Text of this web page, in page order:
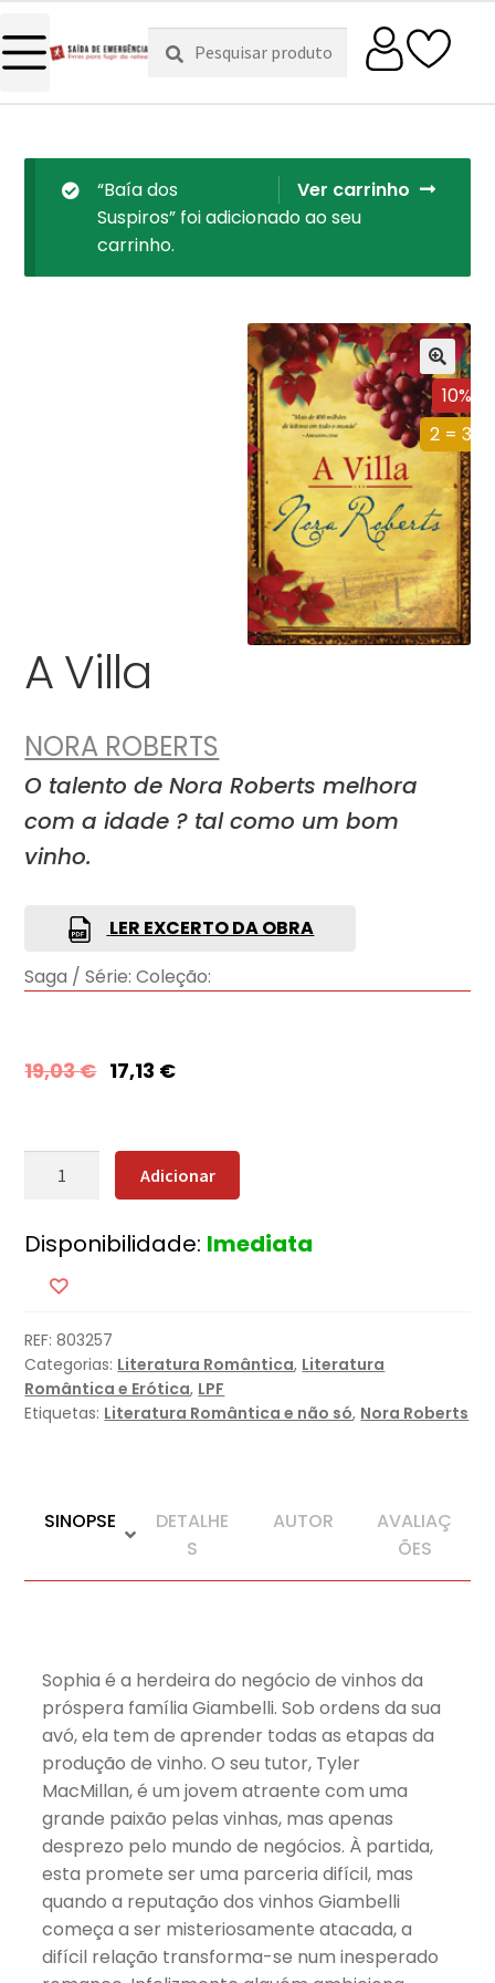
Pesquisar
por:
Pesquisa
Ver carrinho
“Baía dos
Suspiros” foi adicionado ao seu
carrinho.
10%
2 = 3
A Villa
NORA ROBERTS
O talento de Nora Roberts melhora
com a idade ? tal como um bom
vinho.
LER EXCERTO DA OBRA
Saga / Série: Coleção:
19,03€ 17,13 €
Quantidade
Villa
Adicionar
Disponibilidade: Imediata
REF:803257
Categorias: Literatura Romântica, Literatura
Romântica e Erótica, LPF
Etiquetas: Literatura Romântica e não só, Nora Roberts
SINOPSE
DETALHE
S
AUTOR
AVALIAÇ
ÕES
Sophia é a herdeira do negócio de vinhos da
próspera família Giambelli. Sob ordens da sua
avó, ela tem de aprender todas as etapas da
produção de vinho. O seu tutor, Tyler
MacMillan, é um jovem atraente com uma
grande paixão pelas vinhas, mas apenas
desprezo pelo mundo de negócios. À partida,
esta promete ser uma parceria difícil, mas
quando a reputação dos vinhos Giambelli
começa a ser misteriosamente atacada, a
difícil relação transforma-se num inesperado